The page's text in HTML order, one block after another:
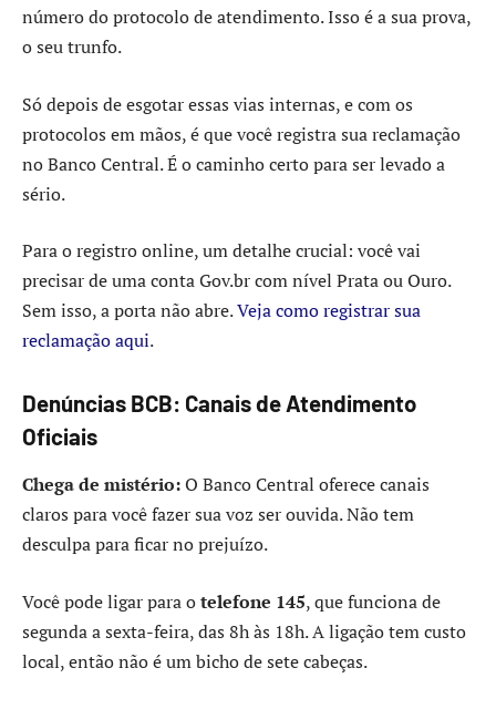
número do protocolo de atendimento. Isso é a sua prova,
o seu trunfo.
Só depois de esgotar essas vias internas, e com os
protocolos em mãos, é que você registra sua reclamação
no Banco Central. É o caminho certo para ser levado a
sério.
Para o registro online, um detalhe crucial: você vai
precisar de uma conta Gov.br com nível Prata ou Ouro.
Sem isso, a porta não abre.Veja como registrar sua
reclamação aqui.
Denúncias BCB: Canais de Atendimento
Oficiais
Chega de mistério:O Banco Central oferece canais
claros para você fazer sua voz ser ouvida. Não tem
desculpa para ficar no prejuízo.
Você pode ligar para otelefone 145, que funciona de
segunda a sexta-feira, das 8h às 18h. A ligação tem custo
local, então não é um bicho de sete cabeças.